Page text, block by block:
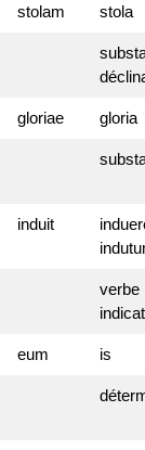
stolam stola
gloriae gloria
induit
eum is